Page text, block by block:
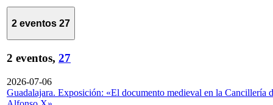
2 eventos 27
2 eventos, 27
2026-07-06
Guadalajara. Exposición: «El documento medieval en la Cancillería